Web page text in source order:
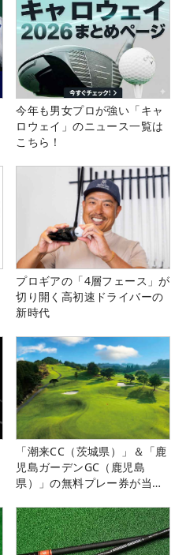
今年も男女プロが強い「キャ
ロウェイ」のニュース一覧は
こちら！
プロギアの「4層フェース」が
切り開く高初速ドライバーの
新時代
「潮来CC（茨城県）」＆「鹿
児島ガーデンGC（鹿児島
県）」の無料プレー券が当た